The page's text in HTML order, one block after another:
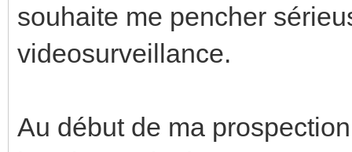
souhaite me pencher
videosurveillance.
Au début de ma